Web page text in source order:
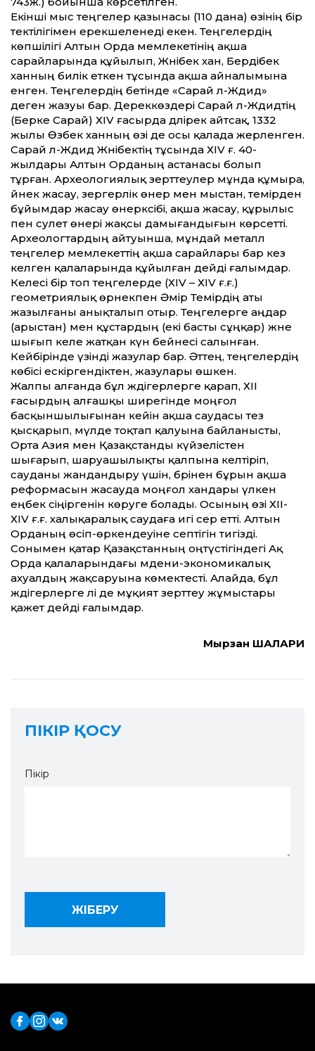
Екінші мыс теңгелер қазынасы (110 дана) өзінің бір
тектілігімен ерекшеленеді екен. Теңгелердің
көпшілігі Алтын Орда мемлекетінің ақша
сарайларында құйылып, Жәнібек хан, Бердібек
ханның билік еткен тұсында ақша айналымына
енген. Теңгелердің бетінде «Сарай әл-Жәдид»
деген жазуы бар. Дереккөздері Сарай әл-Жәдидтің
(Берке Сарай) ХІV ғасырда дәлірек айтсақ, 1332
жылы Өзбек ханның өзі де осы қалада жерленген.
Сарай әл-Жәдид Жәнібектің тұсында ХІV ғ. 40-
жылдары Алтын Орданың астанасы болып
тұрған. Археологиялық зерттеулер мұнда құмыра,
әйнек жасау, зергерлік өнер мен мыстан, темірден
бұйымдар жасау өнеркәсібі, ақша жасау, құрылыс
пен сәулет өнері жақсы дамығандығын көрсетті.
Археологтардың айтуынша, мұндай металл
теңгелер мемлекеттің ақша сарайлары бар кез
келген қалаларында құйылған дейді ғалымдар.
Келесі бір топ теңгелерде (ХІV – ХІV ғ.ғ.)
геометриялық өрнекпен Әмір Темірдің аты
жазылғаны анықталып отыр. Теңгелерге аңдар
(арыстан) мен құстардың (екі басты сұңқар) және
шығып келе жатқан күн бейнесі салынған.
Кейбірінде үзінді жазулар бар. Әттең, теңгелердің
көбісі ескіргендіктен, жазулары өшкен.
Жалпы алғанда бұл жәдігерлерге қарап, ХІІ
ғасырдың алғашқы ширегінде моңғол
басқыншылығынан кейін ақша саудасы тез
қысқарып, мүлде тоқтап қалуына байланысты,
Орта Азия мен Қазақстанды күйзелістен
шығарып, шаруашылықты қалпына келтіріп,
сауданы жандандыру үшін, бәрінен бұрын ақша
реформасын жасауда моңғол хандары үлкен
еңбек сіңіргенін көруге болады. Осының өзі ХІІ-
ХІV ғ.ғ. халықаралық саудаға игі әсер етті. Алтын
Орданың өсіп-өркендеуіне септігін тигізді.
Сонымен қатар Қазақстанның оңтүстігіндегі Ақ
Орда қалаларындағы мәдени-экономикалық
ахуалдың жақсаруына көмектесті. Алайда, бұл
жәдігерлерге әлі де мұқият зерттеу жұмыстары
қажет дейді ғалымдар.
Мырзан ШАЛҚАРИ
ПІКІР ҚОСУ
Пікір